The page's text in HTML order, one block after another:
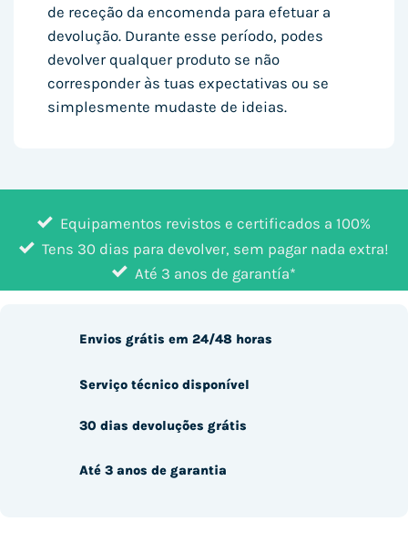
de receção da encomenda para efetuar a
devolução. Durante esse período, podes
devolver qualquer produto se não
corresponder às tuas expectativas ou se
simplesmente mudaste de ideias.
Equipamentos revistos e certificados a 100%
Tens 30 dias para devolver, sem pagar nada extra!
Até 3 anos de garantía*
Envios grátis em 24/48 horas
Serviço técnico disponível
30 dias devoluções grátis
Até 3 anos de garantia